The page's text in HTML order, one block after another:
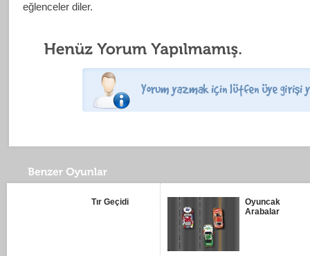
eğlenceler diler.
Tır Geçidi
Oyuncak
Arabalar